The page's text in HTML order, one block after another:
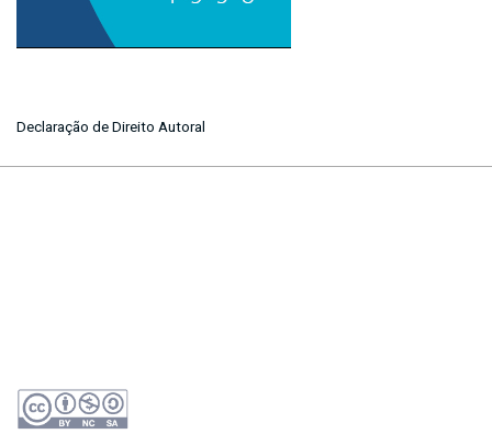
Declaração de Direito Autoral